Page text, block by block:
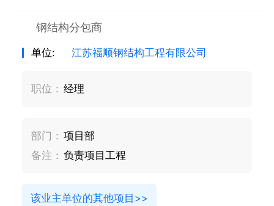
钢结构分包商
单位: 江苏福顺钢结构工程有限公司
职位： 经理
部门： 项目部
备注： 负责项目工程
该业主单位的其他项目>>